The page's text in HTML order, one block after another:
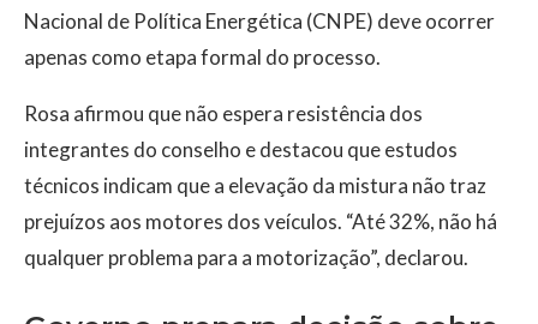
Nacional de Política Energética (CNPE) deve ocorrer
apenas como etapa formal do processo.
Rosa afirmou que não espera resistência dos
integrantes do conselho e destacou que estudos
técnicos indicam que a elevação da mistura não traz
prejuízos aos motores dos veículos. “Até 32%, não há
qualquer problema para a motorização”, declarou.